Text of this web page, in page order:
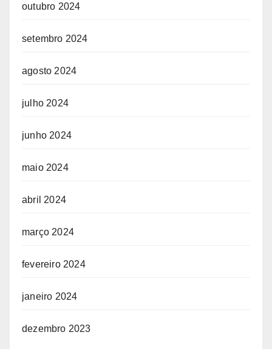
outubro 2024
setembro 2024
agosto 2024
julho 2024
junho 2024
maio 2024
abril 2024
março 2024
fevereiro 2024
janeiro 2024
dezembro 2023